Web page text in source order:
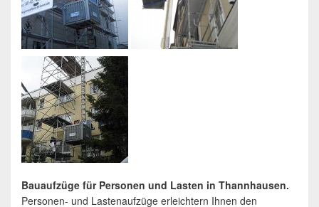
Bauaufzüge für Personen und Lasten in Thannhausen.
Personen- und Lastenaufzüge erleichtern Ihnen den